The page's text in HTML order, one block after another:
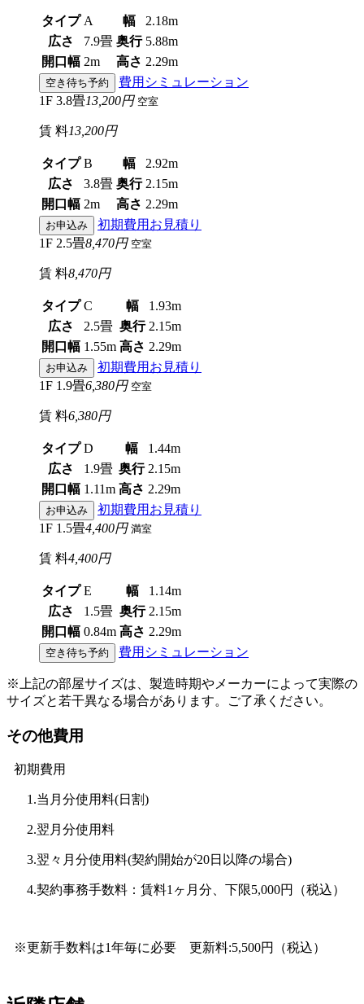
タイプ A 幅
2.18m
広さ
7.9畳 奥行 5.88m
開口幅 2m 高さ 2.29m
空き待ち予約
費用シミュレーション
1F 3.8畳13,200円 空室
賃 料13,200円
タイプ B 幅
2.92m
広さ
3.8畳 奥行 2.15m
開口幅 2m 高さ 2.29m
お申込み
初期費用お見積り
1F 2.5畳8,470円 空室
賃 料8,470円
タイプ C 幅
1.93m
広さ
2.5畳 奥行 2.15m
開口幅 1.55m 高さ 2.29m
お申込み
初期費用お見積り
1F 1.9畳6,380円 空室
賃 料6,380円
タイプ D 幅
1.44m
広さ
1.9畳 奥行 2.15m
開口幅 1.11m 高さ 2.29m
お申込み
初期費用お見積り
1F 1.5畳4,400円 満室
賃 料4,400円
タイプ E 幅
1.14m
広さ
1.5畳 奥行 2.15m
開口幅 0.84m 高さ 2.29m
空き待ち予約 費用シミュレーション
※上記の部屋サイズは、製造時期やメーカーによって実際の
サイズと若干異なる場合があります。ご了承ください。
その他費用
初期費用
1.当月分使用料(日割)
2.翌月分使用料
3.翌々月分使用料(契約開始が20日以降の場合)
4.契約事務手数料：賃料1ヶ月分、下限5,000円（税込）
※更新手数料は1年毎に必要 更新料:5,500円（税込）